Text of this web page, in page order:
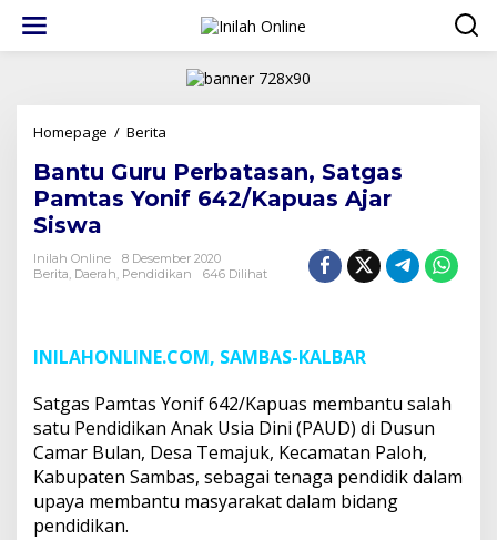
konten
Homepage / Berita
Perbatasan,
Satgas
Pamtas
642/Kapuas
Ajar
Bantu Guru Perbatasan, Satgas
Pamtas Yonif 642/Kapuas Ajar
Siswa
Inilah Online
8 Desember 2020
Berita, Daerah, Pendidikan 646 Dilihat
INILAHONLINE.COM, SAMBAS-KALBAR
Satgas Pamtas Yonif 642/Kapuas membantu salah
satu Pendidikan Anak Usia Dini (PAUD) di Dusun
Camar Bulan, Desa Temajuk, Kecamatan Paloh,
Kabupaten Sambas, sebagai tenaga pendidik dalam
upaya membantu masyarakat dalam bidang
pendidikan.